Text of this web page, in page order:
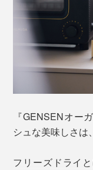
ミネラル分たっ
何度も試作して
有機黒糖
『GENSENオー
シュな美味しさは
フリーズドライ